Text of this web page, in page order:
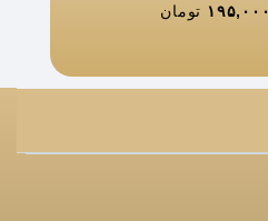
۱۹۵,۰۰۰ تومان